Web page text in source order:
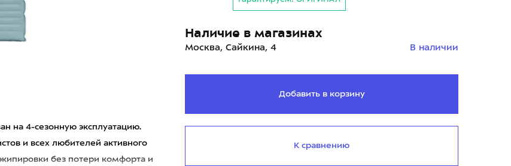
на 4-сезонную эксплуатацию.
и всех любителей активного
без потери комфорта и
Наличие в магазинах
Москва, Сайкина, 4 В наличии
Добавить в корзину
К сравнению